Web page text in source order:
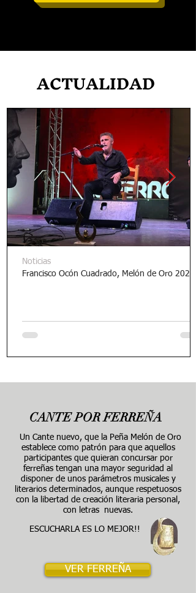
ACTUALIDAD
Francisco Ocón Cuadrado, Melón de Oro 2026
Noticias
CANTE PORFERREÑA
Un Cante nuevo, que la Peña Melón de Oro
establece como patrón para que aquellos
participantes que quieran concursar por
ferreñas tengan una mayor seguridad al
disponer de unos parámetros musicales y
literarios determinados, aunque respetuosos
con la libertad de creación literaria personal,
con letras nuevas.
ESCUCHARLA ES LO MEJOR!!
VER FERREÑA